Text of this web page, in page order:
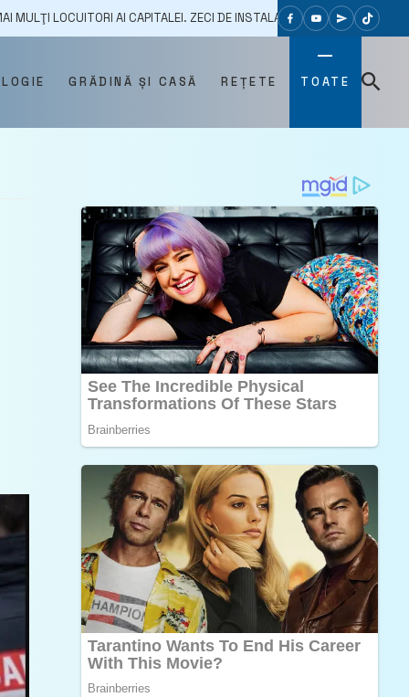
AI CAPITALEI. ZECI DE INSTALAŢII DE APĂ NEPROTEJATE AU ÎNGHEŢAT
GRĂDINĂ ȘI CASĂ REȚETE TOATE